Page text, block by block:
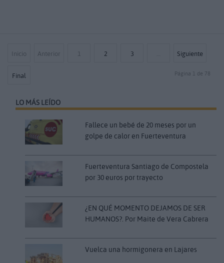
Inicio Anterior 1 2 3 … Siguiente
Final Página 1 de 78
LO MÁS LEÍDO
Fallece un bebé de 20 meses por un
golpe de calor en Fuerteventura
Fuerteventura Santiago de Compostela
por 30 euros por trayecto
¿EN QUÉ MOMENTO DEJAMOS DE SER
HUMANOS?. Por Maite de Vera Cabrera
Vuelca una hormigonera en Lajares